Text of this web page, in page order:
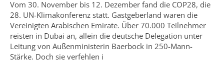
Vom 30. November bis 12. Dezember fand die COP28, die
28. UN-Klimakonferenz statt. Gastgeberland waren die
Vereinigten Arabischen Emirate. Über 70.000 Teilnehmer
reisten in Dubai an, allein die deutsche Delegation unter
Leitung von Außenministerin Baerbock in 250-Mann-
Stärke. Doch sie verfehlen i